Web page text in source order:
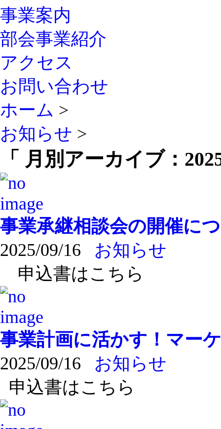
事業案内
部会事業紹介
アクセス
お問い合わせ
ホーム >
お知らせ >
「 月別アーカイブ：
事業承継相談会の開催に
2025/09/16
お知らせ
申込書はこちら
事業計画に活かす！マー
2025/09/16
お知らせ
申込書はこちら